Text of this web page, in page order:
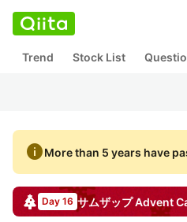
Trend Stock List
infoMore than 5 years have
Day 16 サムザップAdvent